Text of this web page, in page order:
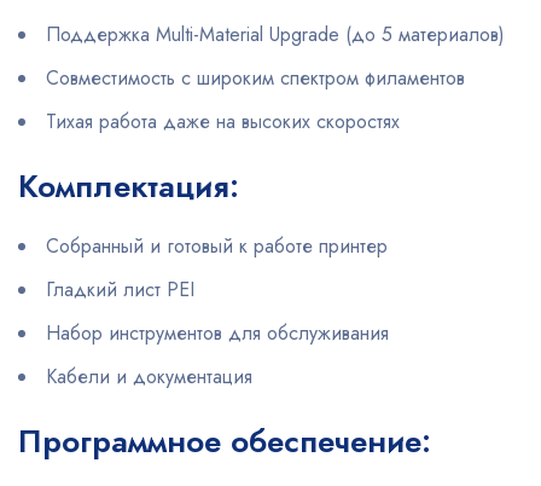
Поддержка Multi-Material Upgrade (до 5 материалов)
Совместимость с широким спектром филаментов
Тихая работа даже на высоких скоростях
Комплектация:
Собранный и готовый к работе принтер
Гладкий лист PEI
Набор инструментов для обслуживания
Кабели и документация
Программное обеспечение: